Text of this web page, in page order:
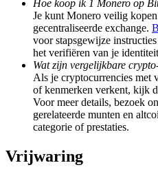
Deposit CASHCAT & Win
Share 500000 CASHCAT
Exclusive for BitMart Users
Register & Trade to Win
Hoe koop ik 1 Monero op
Je kunt Monero veilig
gecentraliseerde exchange.
voor stapsgewijze
het verifiëren van je
Wat zijn vergelijkbare
Als je cryptocurrencies met
of kenmerken verkent, kijk
Voor meer details, bezoek
gerelateerde munten en
categorie of prestaties.
Vrijwaring